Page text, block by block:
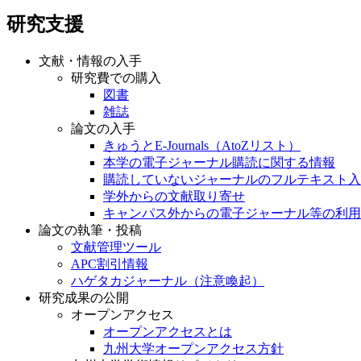
研究支援
文献・情報の入手
研究費での購入
図書
雑誌
論文の入手
きゅうとE-Journals（AtoZリスト）
本学の電子ジャーナル購読に関する情報
購読していないジャーナルのフルテキスト
学外からの文献取り寄せ
キャンパス外からの電子ジャーナル等の利用
論文の執筆・投稿
文献管理ツール
APC割引情報
ハゲタカジャーナル（注意喚起）
研究成果の公開
オープンアクセス
オープンアクセスとは
九州大学オープンアクセス方針